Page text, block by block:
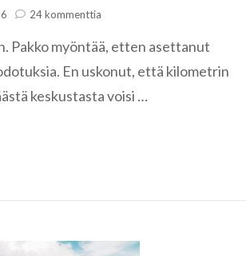
24 kommenttia
on
valkovuokoistaan
Pakko myöntää, etten asettanut
En uskonut, että kilometrin
keskustasta voisi …